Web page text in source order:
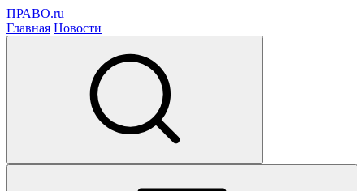
ПРАВО.ru
Главная Новости